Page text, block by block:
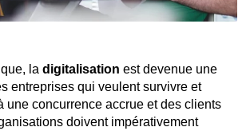
la digitalisation est devenue une
entreprises qui veulent survivre et
une concurrence accrue et des clients
doivent impérativement